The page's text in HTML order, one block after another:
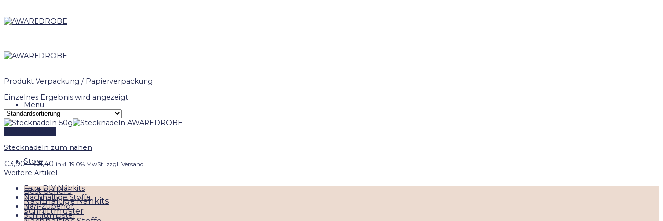
to
content
Menu
Store
Best Sellers
Nachhaltige Nähkits
Schnittmuster
Produkt Verpackung /Papierverpackung
Einzelnes Ergebnis wird angezeigt
Stecknadeln zum nähen
€3,90 –€8,40 Preisspanne:
€3,90
€8,40
inkl. 19.0% MwSt. zzgl. Versand
Weitere Artikel
Faire DIY Nähkits
Nachhaltige Stoffe
Näh-Zubehör
Schnittmuster